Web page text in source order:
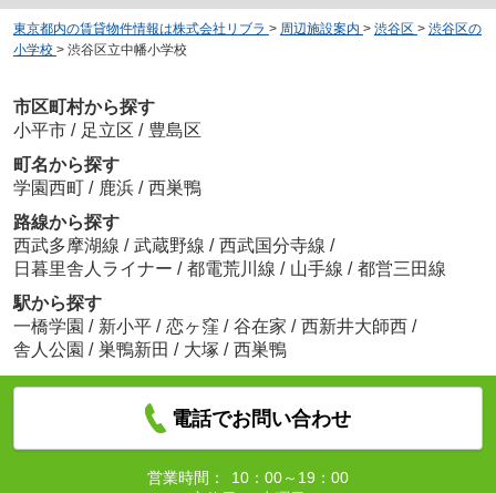
東京都内の賃貸物件情報は株式会社リブラ > 周辺施設案内 > 渋谷区 > 渋谷区の
小学校 > 渋谷区立中幡小学校
市区町村から探す
小平市 / 足立区 / 豊島区
町名から探す
学園西町 / 鹿浜 / 西巣鴨
路線から探す
西武多摩湖線 / 武蔵野線 / 西武国分寺線 /
日暮里舎人ライナー / 都電荒川線 / 山手線 / 都営三田線
駅から探す
一橋学園 / 新小平 / 恋ヶ窪 / 谷在家 / 西新井大師西 /
舎人公園 / 巣鴨新田 / 大塚 / 西巣鴨
電話でお問い合わせ
営業時間：
10：00～19：00